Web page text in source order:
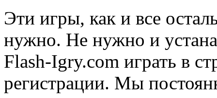
Эти игры, как и все
нужно. Не нужно и
Flash-Igry.com играть в
регистрации. Мы